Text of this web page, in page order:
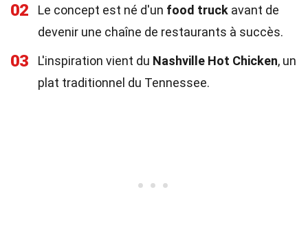
02 Le concept est né d'un food truck avant de
devenir une chaîne de restaurants à succès.
03 L'inspiration vient du Nashville Hot Chicken, un
plat traditionnel du Tennessee.